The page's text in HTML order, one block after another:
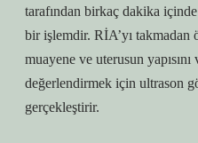
tarafından birkaç dakika
bir işlemdir. RİA’yı
muayene ve uterusun
değerlendirmek için ultrason
gerçekleştirir.